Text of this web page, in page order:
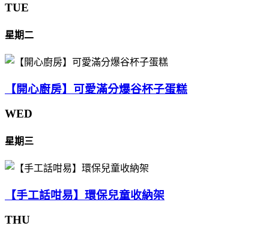
TUE
星期二
【開心廚房】可愛滿分爆谷杯子蛋糕
WED
星期三
【手工話咁易】環保兒童收納架
THU